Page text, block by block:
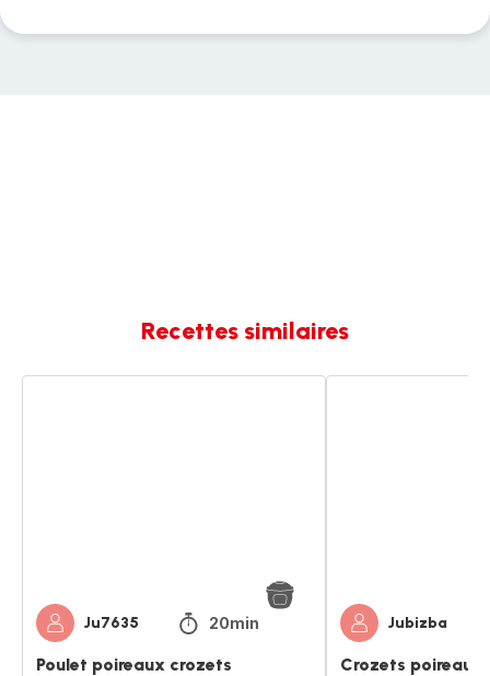
Recettes similaires
Ju7635 20min
Poulet poireaux crozets
Jubizba
Crozets